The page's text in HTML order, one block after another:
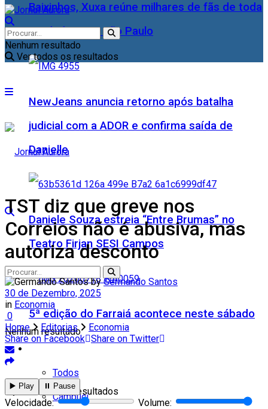
Baixinhos, Xuxa reúne milhares de fãs de toda
as idades, em São Paulo
NewJeans anuncia retorno após batalha
judicial com a ADOR e confirma saída de
Danielle
Daniele Souza estreia “Entre Brumas” no
Teatro Firjan SESI Campos
5ª edição do Farraiá acontece neste sábado
Todos
Cambuci
Nenhum resultado
Ver todos os resultados
Nenhum resultado
Ver todos os resultados
TST diz que greve nos
Correios não é abusiva, mas
autoriza desconto
by Germando Santos
30 de Dezembro, 2025
in Economia
0
Home
Editorias
Economia
Share on Facebook Share on Twitter
▶️ Play ⏸️ Pause
Velocidade: Volume: